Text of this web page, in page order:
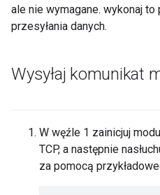
ale nie wymagane. wykonaj
przesyłania danych.
Wysyłaj komunikat
W węźle 1 zainicjuj
TCP, a następnie
za pomocą